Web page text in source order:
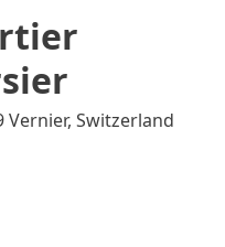
Vernier, Switzerland